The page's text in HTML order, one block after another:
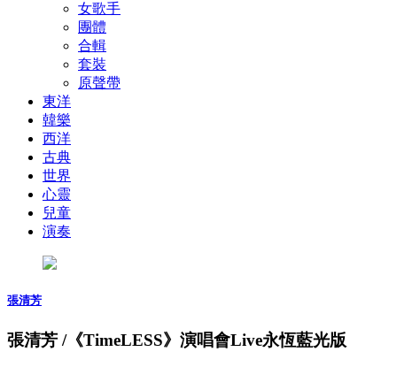
女歌手
團體
合輯
套裝
原聲帶
東洋
韓樂
西洋
古典
世界
心靈
兒童
演奏
張清芳
張清芳 /《TimeLESS》演唱會Live永恆藍光版